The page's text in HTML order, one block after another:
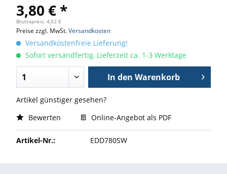
3,80 € *
Bruttopreis: 4,52 €
Preise zzgl. MwSt.Versandkosten
Versandkostenfreie Lieferung!
Sofort versandfertig, Lieferzeit ca. 1-3 Werktage
In den Warenkorb
Artikel günstiger gesehen?
Bewerten
Online-Angebot als PDF
Artikel-Nr.: EDD780SW